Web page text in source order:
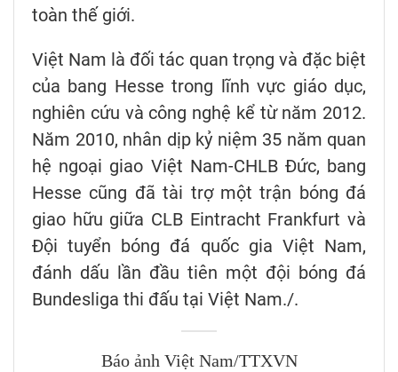
toàn thế giới.
Việt Nam là đối tác quan trọng và đặc biệt
của bang Hesse trong lĩnh vực giáo dục,
nghiên cứu và công nghệ kể từ năm 2012.
Năm 2010, nhân dịp kỷ niệm 35 năm quan
hệ ngoại giao Việt Nam-CHLB Đức, bang
Hesse cũng đã tài trợ một trận bóng đá
giao hữu giữa CLB Eintracht Frankfurt và
Đội tuyển bóng đá quốc gia Việt Nam,
đánh dấu lần đầu tiên một đội bóng đá
Bundesliga thi đấu tại Việt Nam./.
Báo ảnh Việt Nam/TTXVN